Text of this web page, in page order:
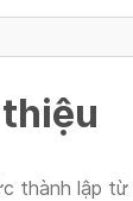
thành lập từ